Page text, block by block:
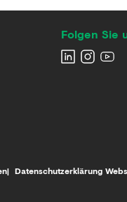
Folgen Sie
Datenschutzerklärung